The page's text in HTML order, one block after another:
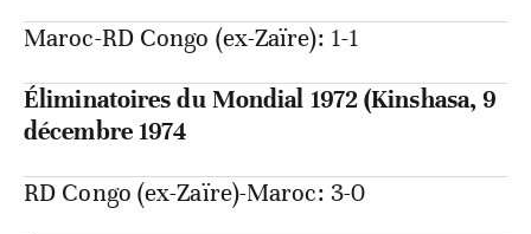
Maroc-RD Congo (ex-Zaïre): 1-1
Éliminatoires du Mondial 1972 (Kinshasa, 9
décembre 1974
RD Congo (ex-Zaïre)-Maroc: 3-0